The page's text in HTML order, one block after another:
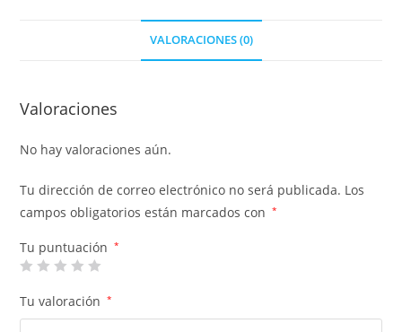
VALORACIONES (0)
Valoraciones
No hay valoraciones aún.
Tu dirección de correo electrónico no será publicada. Los
campos obligatorios están marcados con
*
Tu puntuación *
Tu valoración *